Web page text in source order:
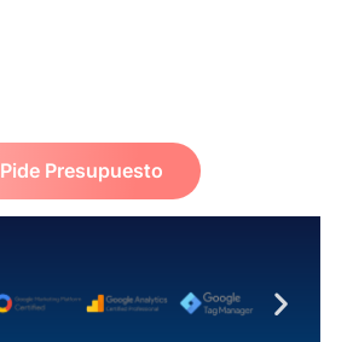
Pide Presupuesto